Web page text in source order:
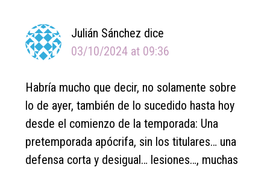
Julián Sánchez dice
03/10/2024 at 09:36
Habría mucho que decir, no solamente sobre
lo de ayer, también de lo sucedido hasta hoy
desde el comienzo de la temporada: Una
pretemporada apócrifa, sin los titulares… una
defensa corta y desigual… lesiones…, muchas